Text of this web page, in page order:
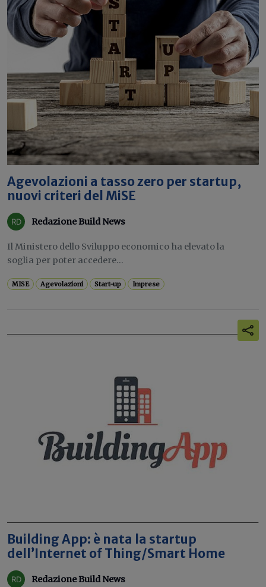
Agevolazioni a tasso zero per startup,
nuovi criteri del MiSE
Redazione Build News
Il Ministero dello Sviluppo economico ha elevato la
soglia per poter accedere...
MISE Agevolazioni Start-up Imprese
Building App: è nata la startup
dell’Internet of Thing/Smart Home
Redazione Build News